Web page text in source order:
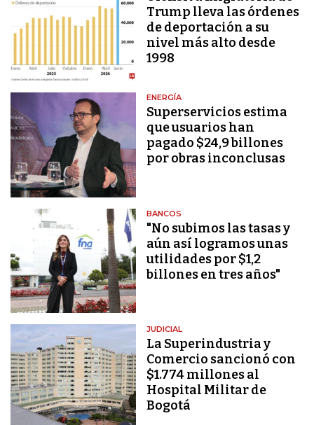
Trump lleva las órdenes
de deportación a su
nivel más alto desde
1998
ENERGÍA
Superservicios estima
que usuarios han
pagado $24,9 billones
por obras inconclusas
BANCOS
"No subimos las tasas y
aún así logramos unas
utilidades por $1,2
billones en tres años"
JUDICIAL
La Superindustria y
Comercio sancionó con
$1.774 millones al
Hospital Militar de
Bogotá